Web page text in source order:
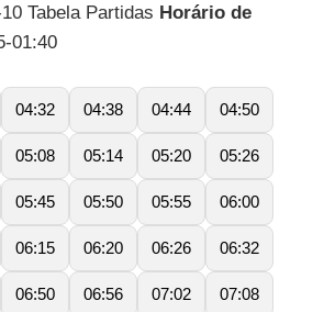
Tabela Partidas Horário de
01:40
04:32 04:38 04:44 04:50
05:08 05:14 05:20 05:26
05:45 05:50 05:55 06:00
06:15 06:20 06:26 06:32
06:50 06:56 07:02 07:08